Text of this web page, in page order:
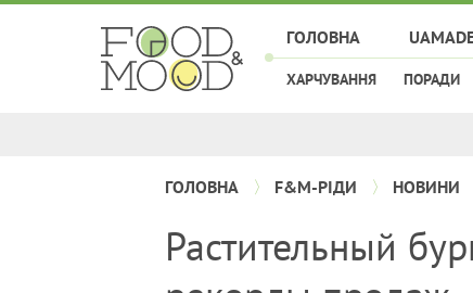
ГОЛОВНА
ХАРЧУВАННЯ ПОРАДИ
ГОЛОВНА F&M-РІДИ НОВИНИ
Растительный